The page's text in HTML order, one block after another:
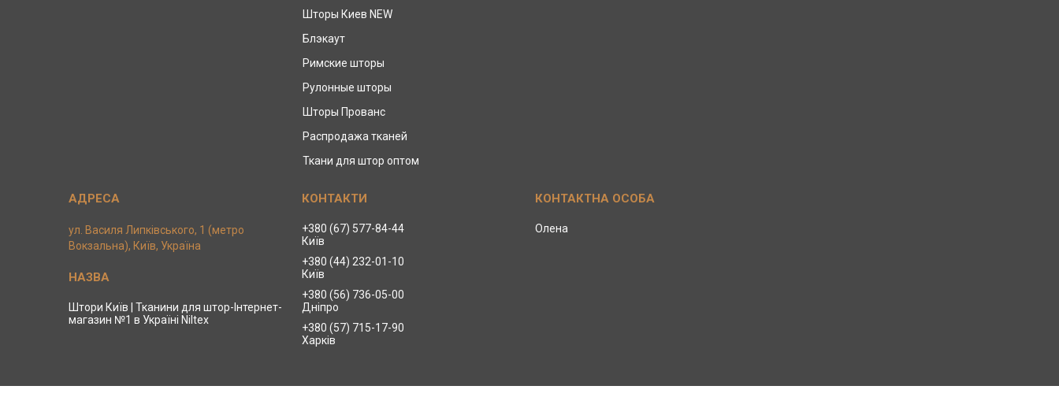
Шторы Киев NEW
Блэкаут
Римские шторы
Рулонные шторы
Шторы Прованс
Распродажа тканей
Ткани для штор оптом
ул. Василя Липківського, 1 (метро
Вокзальна), Київ, Україна
Штори Київ | Тканини для штор-Інтернет-
магазин №1 в Україні Niltex
+380 (67) 577-84-44
Київ
+380 (44) 232-01-10
Київ
+380 (56) 736-05-00
Дніпро
+380 (57) 715-17-90
Харків
Олена